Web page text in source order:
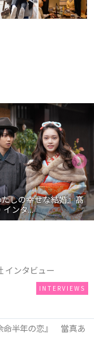
しの幸せな結婚』髙
インタ...
映画『恋に至る病』 長尾謙杜 インタビュー
INTERVIEWS
命半年の恋』 當真あ